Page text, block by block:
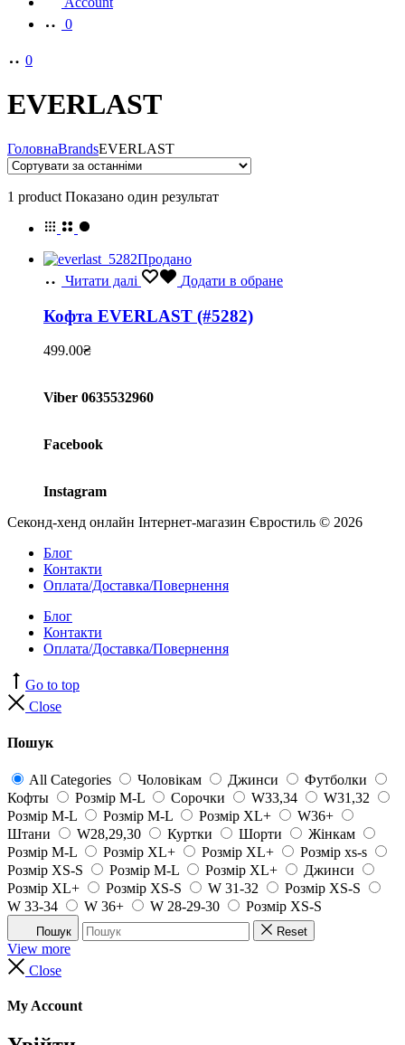
0
0
EVERLAST
ГоловнаBrandsEVERLAST
1 product Показано один результат
Продано
Читати далі
Додати в обране
Кофта EVERLAST (#5282)
499.00₴
Viber 0635532960
Facebook
Instagram
Секонд-хенд онлайн Інтернет-магазин Євростиль © 2026
Блог
Контакти
Оплата/Доставка/Повернення
Блог
Контакти
Оплата/Доставка/Повернення
Go to top
Close
Пошук
All Categories Чоловікам Джинси
Футболки
Кофты
Розмір M-L Сорочки W33,34
W31,32
Розмір M-L
Розмір M-L Розмір XL+
W36+
Штани
W28,29,30 Куртки Шорти
Жінкам
Розмір M-L
Розмір XL+ Розмір XL+
Розмір xs-s
Розмір XS-S
Розмір M-L Розмір XL+
Джинси
Розмір XL+
Розмір XS-S W 31-32
Розмір XS-S
W 33-34
W 36+ W 28-29-30 Розмір XS-S
Пошук Reset
View more
Close
My Account